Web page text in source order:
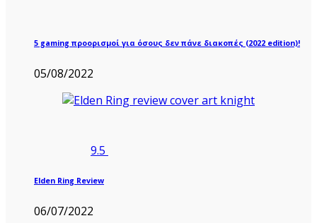
5 gaming προορισμοί για όσους δεν πάνε διακοπές (2022 edition)!
05/08/2022
9.5
Elden Ring Review
06/07/2022